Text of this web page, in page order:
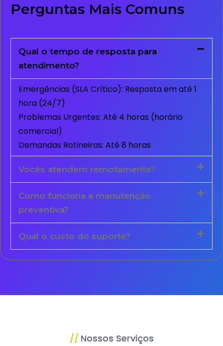
Perguntas Mais Comuns
Qual o tempo de resposta para
atendimento?
Emergências (SLA Crítico): Resposta em até 1
hora (24/7)
Problemas Urgentes: Até 4 horas (horário
comercial)
Demandas Rotineiras: Até 8 horas
Vocês atendem remotamente?
Como funciona a manutenção
preventiva?
Qual o custo do suporte?
Nossos Serviços